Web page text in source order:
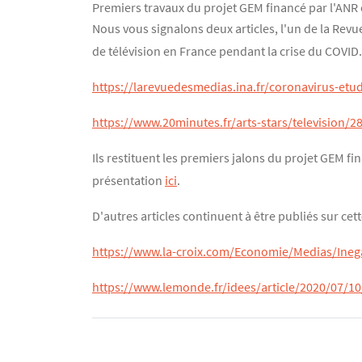
Premiers travaux du projet GEM financé par
Texte
Nous vous signalons deux articles, l'un de la
de télévision en France pendant la crise du COVID.
https://larevuedesmedias.ina.fr/coronavirus-
https://www.20minutes.fr/arts-stars/television/
Ils restituent les premiers jalons du projet GEM
présentation ici.
D'autres articles continuent à être publiés sur
https://www.la-croix.com/Economie/Medias/
https://www.lemonde.fr/idees/article/2020/07/